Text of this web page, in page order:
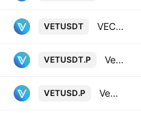
VETUSDT VECHAIN / TETHER
VETUSDT.P VeChain vs Tether USD PERPETUAL CONTRACT
VETUSD.P VeChain USD Perpetual